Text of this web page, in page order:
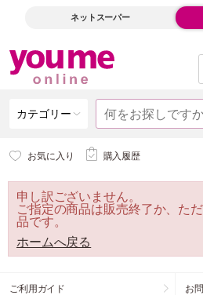
ネットスーパー
カテゴリー
お気に入り 購入履歴
申し訳ございません。
ご指定の商品は販売終了か、た
品です。
ホームへ戻る
ご利用ガイド お